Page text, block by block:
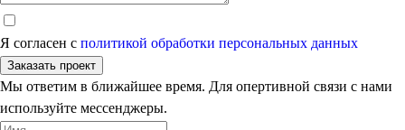
Я согласен с политикой обработки персональных данных
Заказать проект
Мы ответим в ближайшее время. Для опертивной связи с нами
используйте мессенджеры.